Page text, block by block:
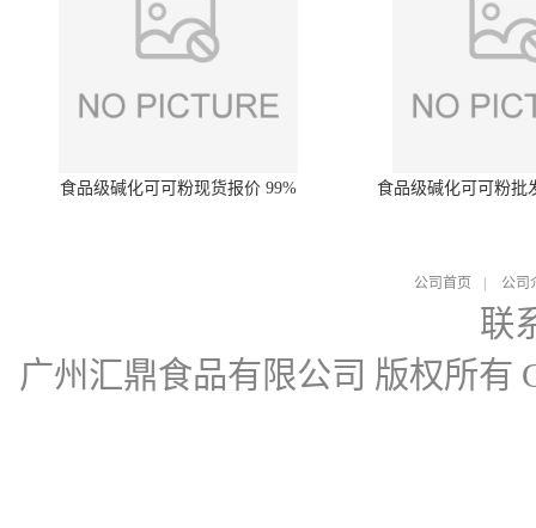
食品级碱化可可粉现货报价 99% 食品级碱化可可粉批
公司首页 公司
联
广州汇鼎食品有限公司 版权所有